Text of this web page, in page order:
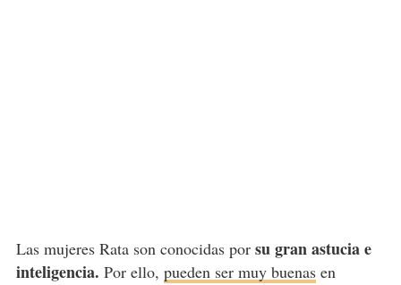
Las mujeres Rata son conocidas por su gran astucia e
inteligencia. Por ello, pueden ser muy buenasen